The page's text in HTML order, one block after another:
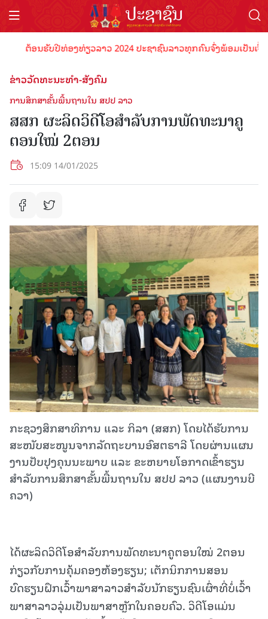
ຕ້ອນຮັບປີທ່ອງທ່ຽວລາວ 2024 ປະຊາຊົນລາວທຸກຄົນຈົ່ງພ້ອມເປັນເຈົ້າ
ຂ່າວວັດທະນະທຳ-ສັງຄົມ
ການສຶກສາຂັ້ນພື້ນຖານໃນ ສປປ ລາວ
ສສກ ຜະລິດວິດີໂອສຳລັບການພັດທະນາຄູ
ຕອນໃໝ່ 2ຕອນ
15:09 14/01/2025
ກະຊວງສຶກສາທິການ ແລະ ກິລາ (ສສກ) ໂດຍໄດ້ຮັບການ
ສະໜັບສະໜູນຈາກລັດຖະບານອົສຕຣາລີ ໂດຍຜ່ານແຜນ
ງານປັບປຸງຄຸນນະພາບ ແລະ ຂະຫຍາຍໂອກາດເຂົ້າຮຽນ
ສຳລັບການສຶກສາຂັ້ນພື້ນຖານໃນ ສປປ ລາວ (ແຜນງານບີ
ຄວາ)
ໄດ້ຜະລິດວິດີໂອສຳລັບການພັດທະນາຄູຕອນໃໝ່ 2ຕອນ
ກ່ຽວກັບການຄຸ້ມຄອງຫ້ອງຮຽນ; ເຕັກນິກການສອນ
ບົດຮຽນຝຶກເວົ້າພາສາລາວສຳລັບນັກຮຽນຊົນເຜົ່າທີ່ບໍ່ເວົ້າ
ພາສາລາວລຸ່ມເປັນພາສາຫຼັກໃນຄອບຄົວ. ວິດີໂອແມ່ນ